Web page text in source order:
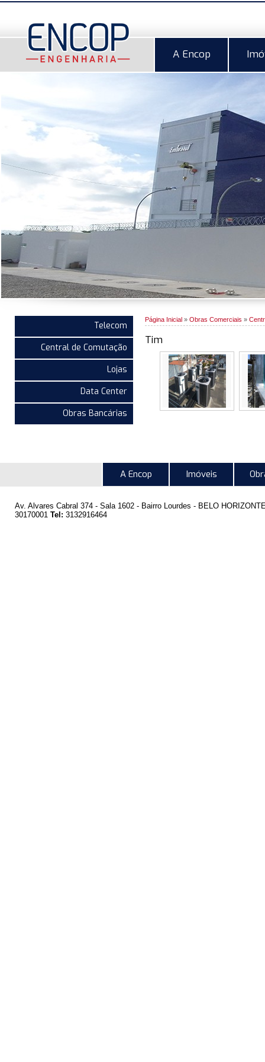
A Encop
Telecom
Central de Comutação
Lojas
Data Center
Obras Bancárias
Página Inicial » Obras Comerciais »
Tim
A Encop Imóveis
Av. Alvares Cabral 374 - Sala 1602 - Bairro Lourdes - BELO
30170001 Tel: 3132916464